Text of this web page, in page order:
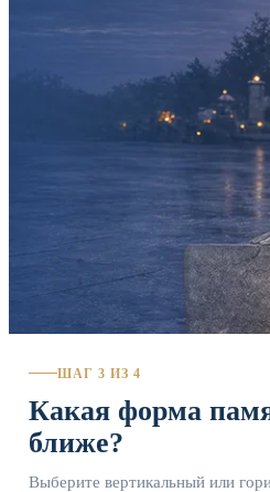
ШАГ 3 ИЗ 4
Какая форма
ближе?
Выберите вертикальный или